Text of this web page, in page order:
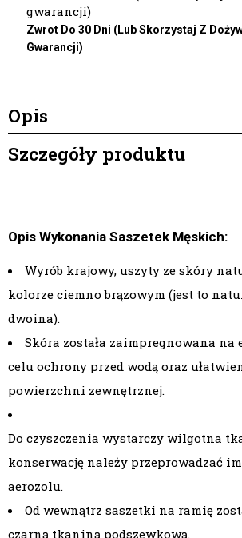
Zwrot Do 30 Dni (lub Skorzystaj Z
Gwarancji)
Opis
Szczegóły produktu
Opis Wykonania Saszetek Męskich:
Wyrób krajowy, uszyty ze skóry
kolorze ciemno brązowym (jest to
dwoina).
Skóra została zaimpregnowana na
celu ochrony przed wodą oraz
powierzchni zewnętrznej.
Do czyszczenia wystarczy wilgotna
konserwację należy przeprowadzać
aerozolu.
Od wewnątrz saszetki na ramię
czarną tkaniną podszewkową.